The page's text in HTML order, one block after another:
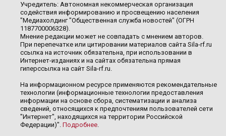
Учредитель: Автономная некоммерческая организация
содействия информированию и просвещению населения
"Медиахолдинг "Общественная служба новостей" (ОГРН
1187700006328).
Мнение редакции может не совпадать с мнением авторов.
При перепечатке или цитировании материалов сайта Sila-rf.ru
ссылка на источник обязательна, при использовании в
Интернет-изданиях и на сайтах обязательна прямая
гиперссылка на сайт Sila-rf.ru.
На информационном ресурсе применяются рекомендательные
технологии (информационные технологии предоставления
информации на основе сбора, систематизации и анализа
сведений, относящихся к предпочтениям пользователей сети
"Интернет", находящихся на территории Российской
Федерации)". Подробнее.